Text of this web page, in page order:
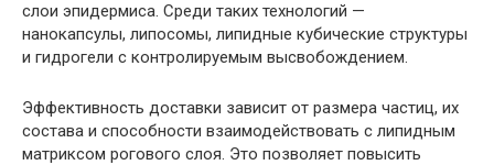
слои эпидермиса. Среди таких технологий —
нанокапсулы, липосомы, липидные кубические структуры
и гидрогели с контролируемым высвобождением.
Эффективность доставки зависит от размера частиц, их
состава и способности взаимодействовать с липидным
матриксом рогового слоя. Это позволяет повысить